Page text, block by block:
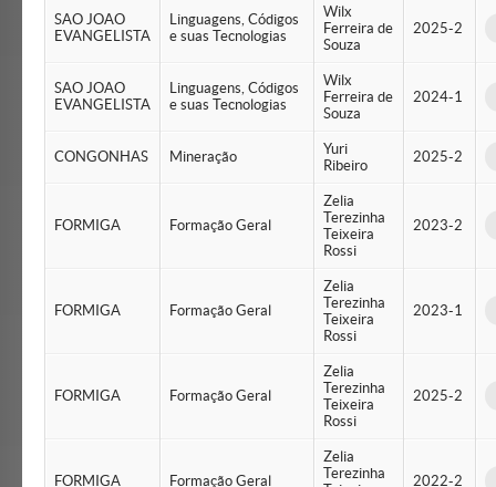
SAO JOAO
EVANGELISTA
Linguagens, Códigos
e suas Tecnologias
Wilx
Ferreira de
Souza
2025-2
SAO JOAO
EVANGELISTA
Linguagens, Códigos
e suas Tecnologias
Wilx
Ferreira de
Souza
2024-1
CONGONHAS Mineração
Yuri
Ribeiro
2025-2
FORMIGA Formação Geral
Zelia
Terezinha
Teixeira
Rossi
2023-2
FORMIGA Formação Geral
Zelia
Terezinha
Teixeira
Rossi
2023-1
FORMIGA Formação Geral
Zelia
Terezinha
Teixeira
Rossi
2025-2
FORMIGA Formação Geral
Zelia
Terezinha
2022-2